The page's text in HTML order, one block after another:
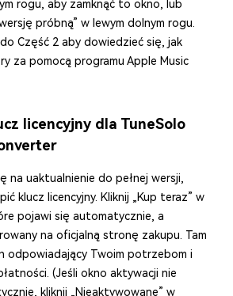
rogu, aby zamknąć to okno, lub
próbną” w lewym dolnym rogu.
Część 2 aby dowiedzieć się, jak
za pomocą programu Apple Music
licencyjny dla TuneSolo
na uaktualnienie do pełnej wersji,
klucz licencyjny. Kliknij „Kup teraz” w
pojawi się automatycznie, a
na oficjalną stronę zakupu. Tam
odpowiadający Twoim potrzebom i
(Jeśli okno aktywacji nie
kliknij „Nieaktywowane” w